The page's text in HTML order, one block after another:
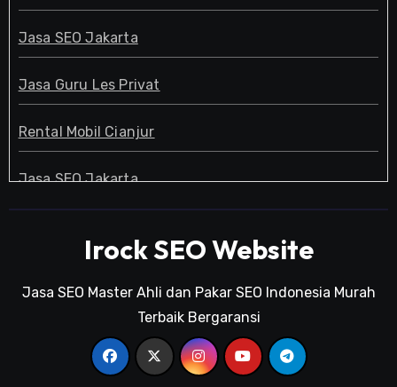
Jasa SEO Jakarta
Jasa Guru Les Privat
Rental Mobil Cianjur
Jasa SEO Jakarta
Kursus SEO Jakarta
Irock SEO Website
Jasa SEO Master Ahli dan Pakar SEO Indonesia Murah
Terbaik Bergaransi